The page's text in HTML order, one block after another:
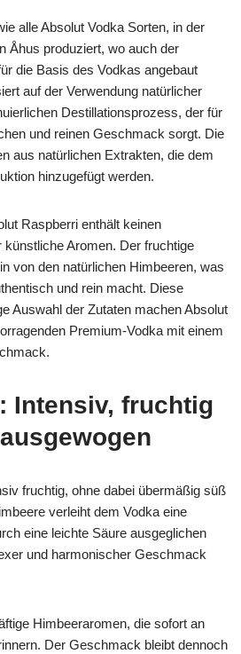
alle Absolut Vodka Sorten, in der
Åhus produziert, wo auch der
die Basis des Vodkas angebaut
auf der Verwendung natürlicher
Destillationsprozess, der für
und reinen Geschmack sorgt. Die
aus natürlichen Extrakten, die dem
hinzugefügt werden.
Raspberri enthält keinen
Aromen. Der fruchtige
von den natürlichen Himbeeren, was
und rein macht. Diese
Auswahl der Zutaten machen Absolut
Premium-Vodka mit einem
Intensiv, fruchtig
fruchtig, ohne dabei übermäßig süß
verleiht dem Vodka eine
eine leichte Säure ausgeglichen
und harmonischer Geschmack
Himbeeraromen, die sofort an
Der Geschmack bleibt dennoch